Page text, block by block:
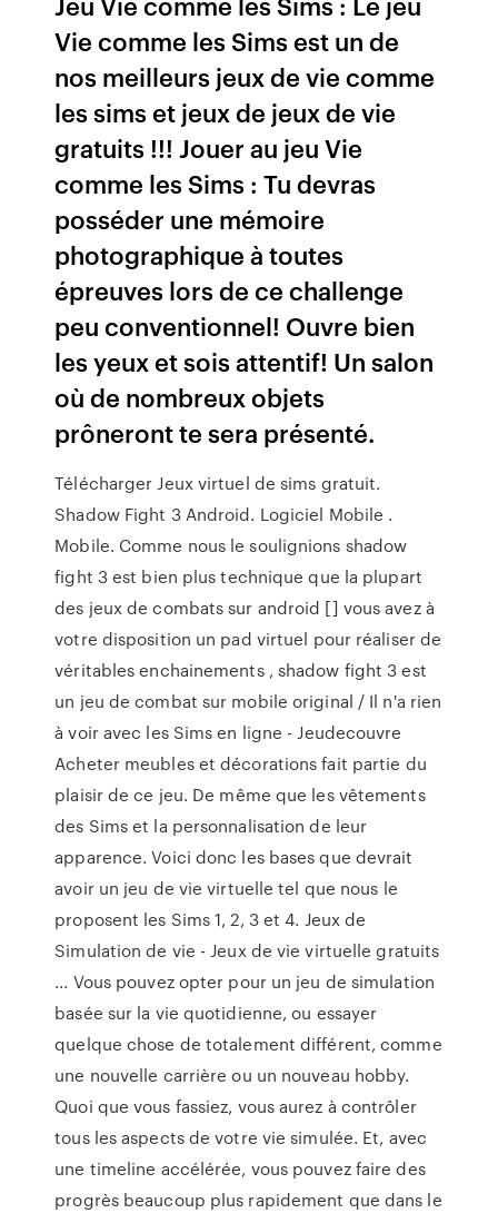
Vie comme les Sims est un de
nos meilleurs jeux de vie comme
les sims et jeux de jeux de vie
gratuits !!! Jouer au jeu Vie
comme les Sims : Tu devras
posséder une mémoire
photographique à toutes
épreuves lors de ce challenge
peu conventionnel! Ouvre bien
les yeux et sois attentif! Un salon
où de nombreux objets
prôneront te sera présenté.
Télécharger Jeux virtuel de sims gratuit.
Shadow Fight 3 Android. Logiciel Mobile .
Mobile. Comme nous le soulignions shadow
fight 3 est bien plus technique que la plupart
des jeux de combats sur android [] vous avez à
votre disposition un pad virtuel pour réaliser de
véritables enchainements , shadow fight 3 est
un jeu de combat sur mobile original / Il n'a rien
à voir avec les Sims en ligne - Jeudecouvre
Acheter meubles et décorations fait partie du
plaisir de ce jeu. De même que les vêtements
des Sims et la personnalisation de leur
apparence. Voici donc les bases que devrait
avoir un jeu de vie virtuelle tel que nous le
proposent les Sims 1, 2, 3 et 4. Jeux de
Simulation de vie - Jeux de vie virtuelle gratuits
... Vous pouvez opter pour un jeu de simulation
basée sur la vie quotidienne, ou essayer
quelque chose de totalement différent, comme
une nouvelle carrière ou un nouveau hobby.
Quoi que vous fassiez, vous aurez à contrôler
tous les aspects de votre vie simulée. Et, avec
une timeline accélérée, vous pouvez faire des
progrès beaucoup plus rapidement que dans le